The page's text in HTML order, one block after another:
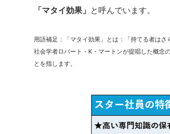
「マタイ効果」 と呼んでいます。
用語補足：「マタイ効果」とは：「持てる者は
社会学者ロバート・K・マートンが提唱した概念
とを指します。